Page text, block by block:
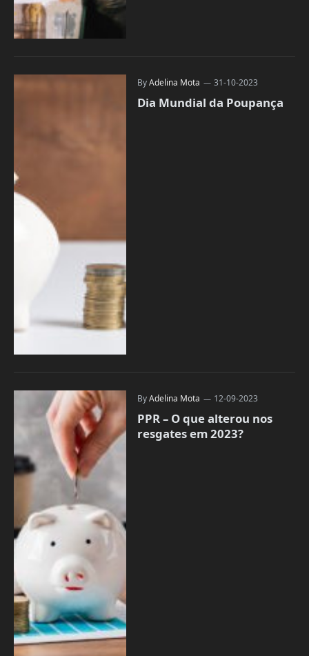
ByAdelina Mota 31-10-2023
Dia Mundial da Poupança
ByAdelina Mota 12-09-2023
PPR – O que alterou nos
resgates em 2023?